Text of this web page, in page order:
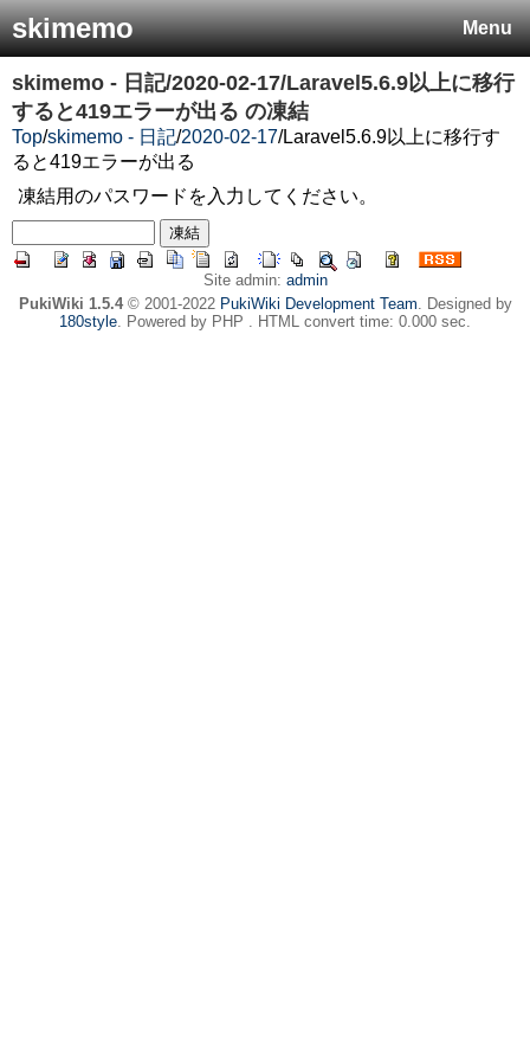
Menu
skimemo
skimemo - 日記/2020-02-17/Laravel5.6.9以上に移行
すると419エラーが出る の凍結
Top/skimemo - 日記/2020-02-17/Laravel5.6.9以上に移行す
ると419エラーが出る
凍結用のパスワードを入力してください。
Site admin: admin
PukiWiki 1.5.4© 2001-2022 PukiWiki Development Team. Designed by
180style. Powered by PHP . HTML convert time: 0.000 sec.